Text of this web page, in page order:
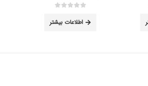
اطلاعات بیشتر